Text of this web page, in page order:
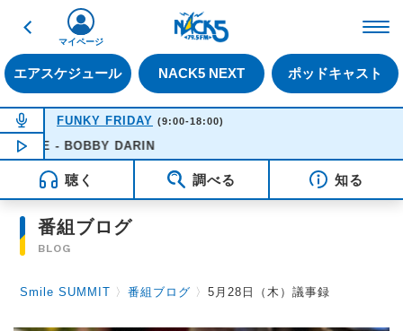
戻る
エアスケジュール NACK5 NEXT ポッドキャスト
マイページ
NOW ON AIR
FUNKY FRIDAY (9:00-18:00)
NOW PLAYING16:51
- BOBBY DARIN
聴く 調べる 知る
番組ブログ
BLOG
Smile SUMMIT 〉番組ブログ 〉5月28日（木）議事録